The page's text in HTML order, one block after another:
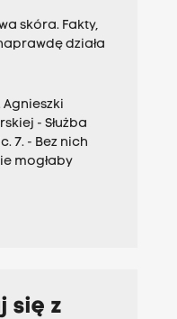
skóra. Fakty,
działa
- Służba
7. - Bez nich
mogłaby
się z